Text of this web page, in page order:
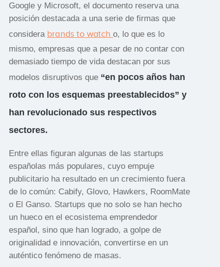
Google y Microsoft, el documento reserva una
posición destacada a una serie de firmas que
considera brands to watcho, lo que es lo
mismo, empresas que a pesar de no contar con
demasiado tiempo de vida destacan por sus
modelos disruptivos que “en pocos años han
roto con los esquemas preestablecidos” y
han revolucionado sus respectivos
sectores.
Entre ellas figuran algunas de las startups
españolas más populares, cuyo empuje
publicitario ha resultado en un crecimiento fuera
de lo común: Cabify, Glovo, Hawkers, RoomMate
o El Ganso. Startups que no solo se han hecho
un hueco en el ecosistema emprendedor
español, sino que han logrado, a golpe de
originalidad e innovación, convertirse en un
auténtico fenómeno de masas.